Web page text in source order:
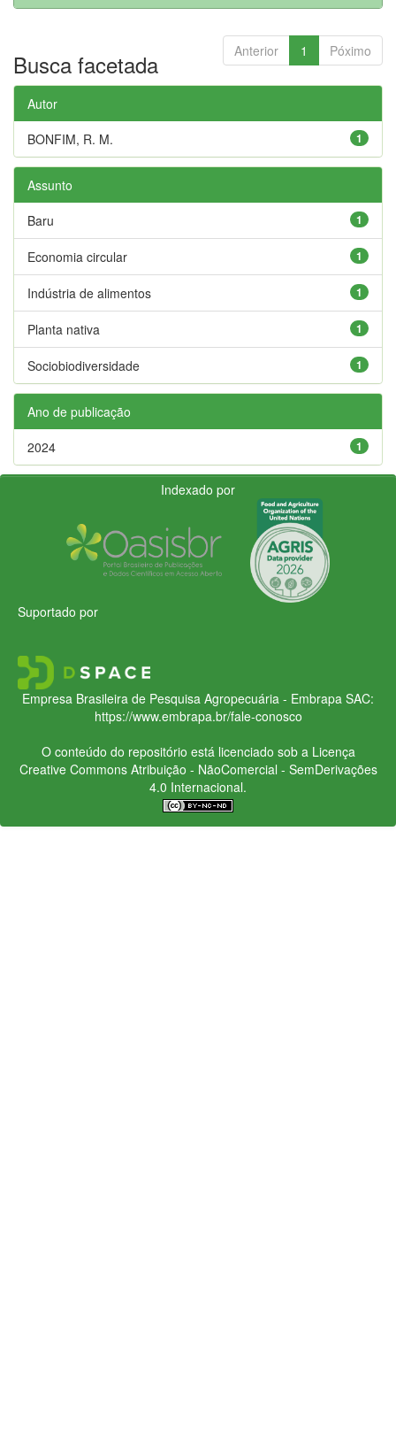
Anterior 1 Póximo
Busca facetada
Autor
1
BONFIM, R. M.
Assunto
1
Baru
1
Economia circular
1
Indústria de alimentos
1
Planta nativa
1
Sociobiodiversidade
Ano de publicação
1
2024
Indexado por
Suportado por
Empresa Brasileira de Pesquisa Agropecuária - Embrapa SAC:
https://www.embrapa.br/fale-conosco
O conteúdo do repositório está licenciado sob a Licença
Creative CommonsAtribuição - NãoComercial - SemDerivações
4.0 Internacional.